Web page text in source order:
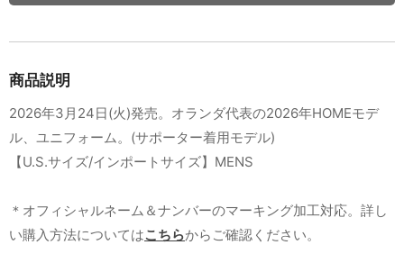
商品説明
2026年3月24日(火)発売。オランダ代表の2026年HOMEモデ
ル、ユニフォーム。(サポーター着用モデル)
【U.S.サイズ/インポートサイズ】MENS
＊オフィシャルネーム＆ナンバーのマーキング加工対応。詳し
い購入方法についてはこちらからご確認ください。